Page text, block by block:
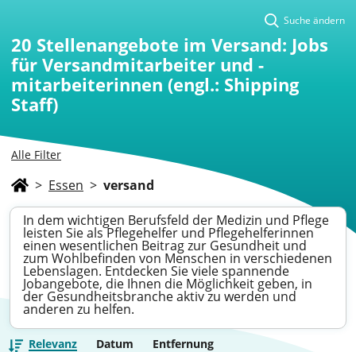
Alle Filter
Suche ändern
20 Stellenangebote im Versand: Jobs
für Versandmitarbeiter und -
mitarbeiterinnen (engl.: Shipping
Staff)
> Essen > versand
In dem wichtigen Berufsfeld der Medizin und Pflege
leisten Sie als Pflegehelfer und Pflegehelferinnen
einen wesentlichen Beitrag zur Gesundheit und
zum Wohlbefinden von Menschen in verschiedenen
Lebenslagen. Entdecken Sie viele spannende
Jobangebote, die Ihnen die Möglichkeit geben, in
der Gesundheitsbranche aktiv zu werden und
anderen zu helfen.
Relevanz Datum Entfernung